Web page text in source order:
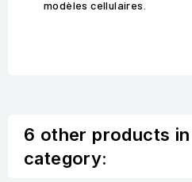
modèles cellulaires.
6 other products
category: